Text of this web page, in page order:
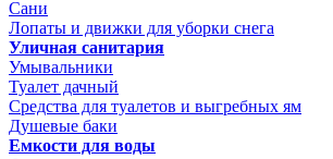
Сани
Лопаты и движки для уборки снега
Уличная санитария
Умывальники
Туалет дачный
Средства для туалетов и выгребных ям
Душевые баки
Емкости для воды